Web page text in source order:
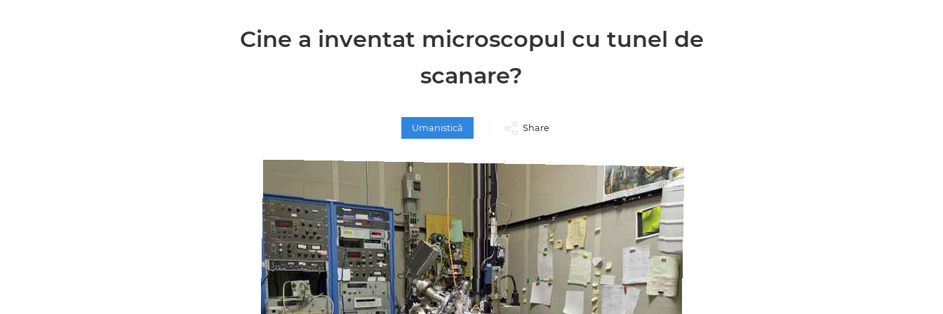
Cine a inventat microscopul cu tunel de
scanare?
Umanistică Share